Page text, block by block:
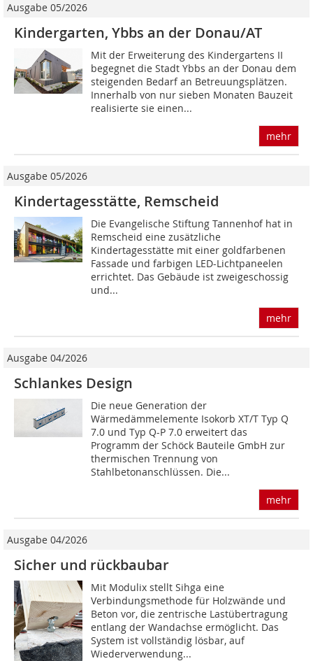
Ausgabe 05/2026
Kindergarten, Ybbs an der Donau/AT
Mit der Erweiterung des Kindergartens II
begegnet die Stadt Ybbs an der Donau dem
steigenden Bedarf an Betreuungsplätzen.
Innerhalb von nur sieben Monaten Bauzeit
realisierte sie einen...
mehr
Ausgabe 05/2026
Kindertagesstätte, Remscheid
Die Evangelische Stiftung Tannenhof hat in
Remscheid eine zusätzliche
Kindertagesstätte mit ­einer goldfarbenen
Fassade und farbigen LED-Lichtpaneelen
errichtet. Das Gebäude ist zwei­geschossig
und...
mehr
Ausgabe 04/2026
Schlankes Design
Die neue Generation der
Wärmedämmelemente Isokorb XT/T Typ Q
7.0 und Typ Q-P 7.0 erweitert das
Programm der Schöck Bauteile GmbH zur
thermischen Trennung von
Stahlbetonanschlüssen. Die...
mehr
Ausgabe 04/2026
Sicher und rückbaubar
Mit Modulix stellt Sihga eine
Verbindungsmethode für Holzwände und
Beton vor, die zentrische Lastübertragung
entlang der Wandachse ermöglicht. Das
System ist vollständig lösbar, auf
Wiederverwendung...